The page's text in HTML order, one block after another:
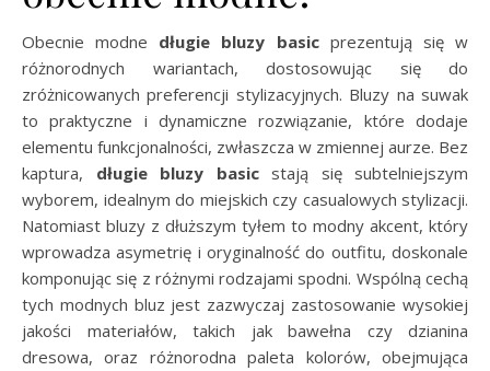
Obecnie modne długie bluzy basicprezentują się w
różnorodnych wariantach, dostosowując się do
zróżnicowanych preferencji stylizacyjnych. Bluzy na suwak
to praktyczne i dynamiczne rozwiązanie, które dodaje
elementu funkcjonalności, zwłaszcza w zmiennej aurze. Bez
kaptura, długie bluzy basicstają się subtelniejszym
wyborem, idealnym do miejskich czy casualowych stylizacji.
Natomiast bluzy z dłuższym tyłem to modny akcent, który
wprowadza asymetrię i oryginalność do outfitu, doskonale
komponując się z różnymi rodzajami spodni. Wspólną cechą
tych modnych bluz jest zazwyczaj zastosowanie wysokiej
jakości materiałów, takich jak bawełna czy dzianina
dresowa, oraz różnorodna paleta kolorów, obejmująca